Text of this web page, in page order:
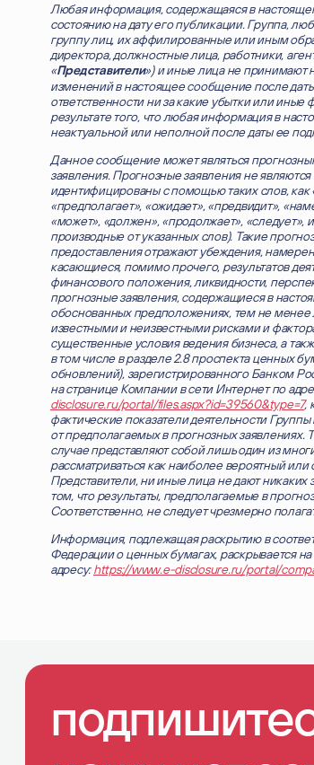
Любая информация, содержащаяся в
состоянию на дату его публикации. Группа,
группу лиц, их аффилированные или иным
директора, должностные лица, работники,
«Представители») и иные лица не принимают
изменений в настоящее сообщение после
ответственности ни за какие убытки или
результате того, что любая информация в
неактуальной или неполной после даты ее
Данное сообщение может являться
заявления. Прогнозные заявления не
идентифицированы с помощью таких слов, как
«предполагает», «ожидает», «предвидит»,
«может», «должен», «продолжает», «следует»,
производные от указанных слов). Такие
предоставления отражают убеждения,
касающиеся, помимо прочего, результатов
финансового положения, ликвидности,
прогнозные заявления, содержащиеся в
обоснованных предположениях, тем не
известными и неизвестными рисками и
существенные условия ведения бизнеса, а
в том числе в разделе 2.8 проспекта ценных
обновлений), зарегистрированного Банком
на странице Компании в сети Интернет по
disclosure.ru/portal/files.aspx?id=39560&type=7,
фактические показатели деятельности
от предполагаемых в прогнозных заявлениях.
случае представляют собой лишь один из
рассматриваться как наиболее вероятный
Представители, ни иные лица не дают никаких
том, что результаты, предполагаемые в
Соответственно, не следует чрезмерно
Информация, подлежащая раскрытию в
Федерации о ценных бумагах, раскрывается
адресу:https://www.e-disclosure.ru/portal/